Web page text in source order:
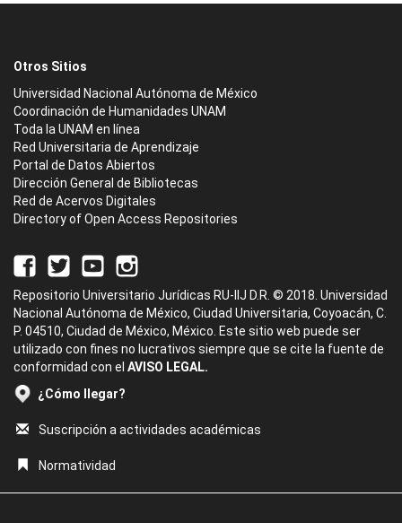
Otros Sitios
Universidad Nacional Autónoma de México
Coordinación de Humanidades UNAM
Toda la UNAM en línea
Red Universitaria de Aprendizaje
Portal de Datos Abiertos
Dirección General de Bibliotecas
Red de Acervos Digitales
Directory of Open Access Repositories
Repositorio Universitario Jurídicas RU-IIJ D.R. © 2018. Universidad
Nacional Autónoma de México, Ciudad Universitaria, Coyoacán, C.
P. 04510, Ciudad de México, México. Este sitio web puede ser
utilizado con fines no lucrativos siempre que se cite la fuente de
conformidad con el AVISO LEGAL.
¿Cómo llegar?
Suscripción a actividades académicas
Normatividad